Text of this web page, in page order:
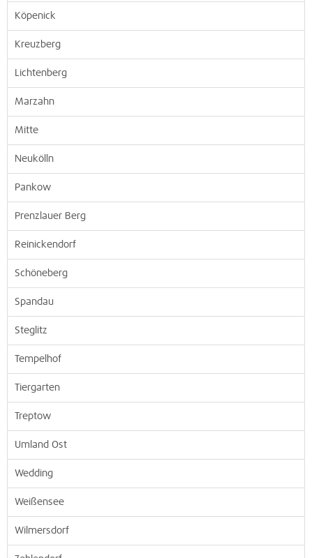
Köpenick
Kreuzberg
Lichtenberg
Marzahn
Mitte
Neukölln
Pankow
Prenzlauer Berg
Reinickendorf
Schöneberg
Spandau
Steglitz
Tempelhof
Tiergarten
Treptow
Umland Ost
Wedding
Weißensee
Wilmersdorf